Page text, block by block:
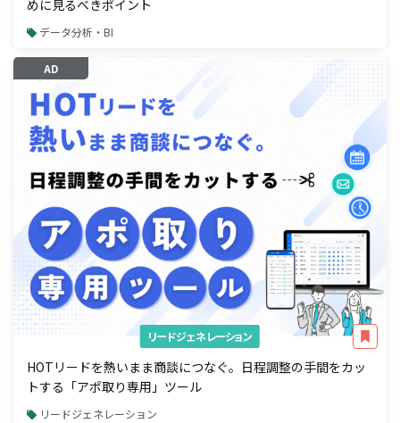
めに見るべきポイント
データ分析・BI
AD
リードジェネレーション
HOTリードを熱いまま商談につなぐ。日程調整の手間をカッ
トする「アポ取り専用」ツール
リードジェネレーション